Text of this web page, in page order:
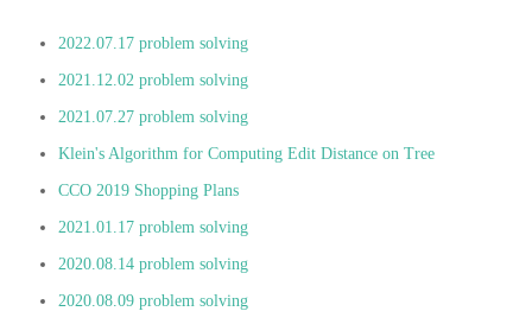
2022.07.17 problem solving
2021.12.02 problem solving
2021.07.27 problem solving
Klein's Algorithm for Computing Edit Distance on Tree
CCO 2019 Shopping Plans
2021.01.17 problem solving
2020.08.14 problem solving
2020.08.09 problem solving